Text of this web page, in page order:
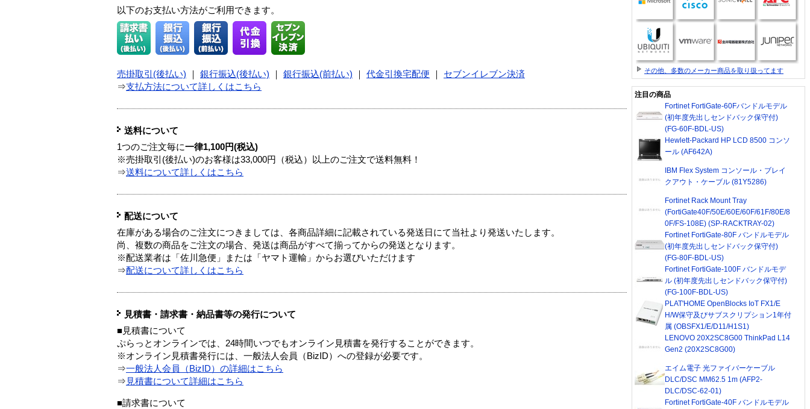
以下のお支払い方法がご利用できます。
売掛取引(後払い) 銀行振込(後払い) 銀行振込(前払い) 代金引換宅配便
セブンイレブン決済
⇒支払方法について詳しくはこちら
送料について
1つのご注文毎に一律1,100円(税込)
※売掛取引(後払い)のお客様は33,000円（税込）以上のご注文で送料無料！
⇒送料について詳しくはこちら
配送について
在庫がある場合のご注文につきましては、各商品詳細に記載されている発送日にて当社より発送いたします。
尚、複数の商品をご注文の場合、発送は商品がすべて揃ってからの発送となります。
※配送業者は「佐川急便」または「ヤマト運輸」からお選びいただけます
⇒配送について詳しくはこちら
見積書・請求書・納品書等の発行について
■見積書について
ぷらっとオンラインでは、24時間いつでもオンライン見積書を発行することができます。
※オンライン見積書発行には、一般法人会員（BizID）への登録が必要です。
⇒一般法人会員（BizID）の詳細はこちら
⇒ 見積書について詳細はこちら
■請求書について
その他、多数のメーカー商品を取り扱ってます
注目の商品
Fortinet FortiGate-60Fバンドルモデル
(初年度先出しセンドバック保守付)
(FG-60F-BDL-US)
Hewlett-Packard HP LCD 8500 コンソ
ール (AF642A)
IBM Flex System コンソール・ブレイ
クアウト・ケーブル (81Y5286)
Fortinet Rack Mount Tray
(FortiGate40F/50E/60E/60F/61F/80E/8
0F/FS-108E) (SP-RACKTRAY-02)
Fortinet FortiGate-80F バンドルモデル
(初年度先出しセンドバック保守付)
(FG-80F-BDL-US)
Fortinet FortiGate-100F バンドルモデ
ル (初年度先出しセンドバック保守付)
(FG-100F-BDL-US)
PLAT'HOME OpenBlocks IoT FX1/E
H/W保守及びサブスクリプション1年付
属 (OBSFX1/E/D11/H1S1)
LENOVO 20X2SC8G00 ThinkPad L14
Gen2 (20X2SC8G00)
エイム電子 光ファイバーケーブル
DLC/DSC MM62.5 1m (AFP2-
DLC/DSC-62-01)
Fortinet FortiGate-40F バンドルモデル